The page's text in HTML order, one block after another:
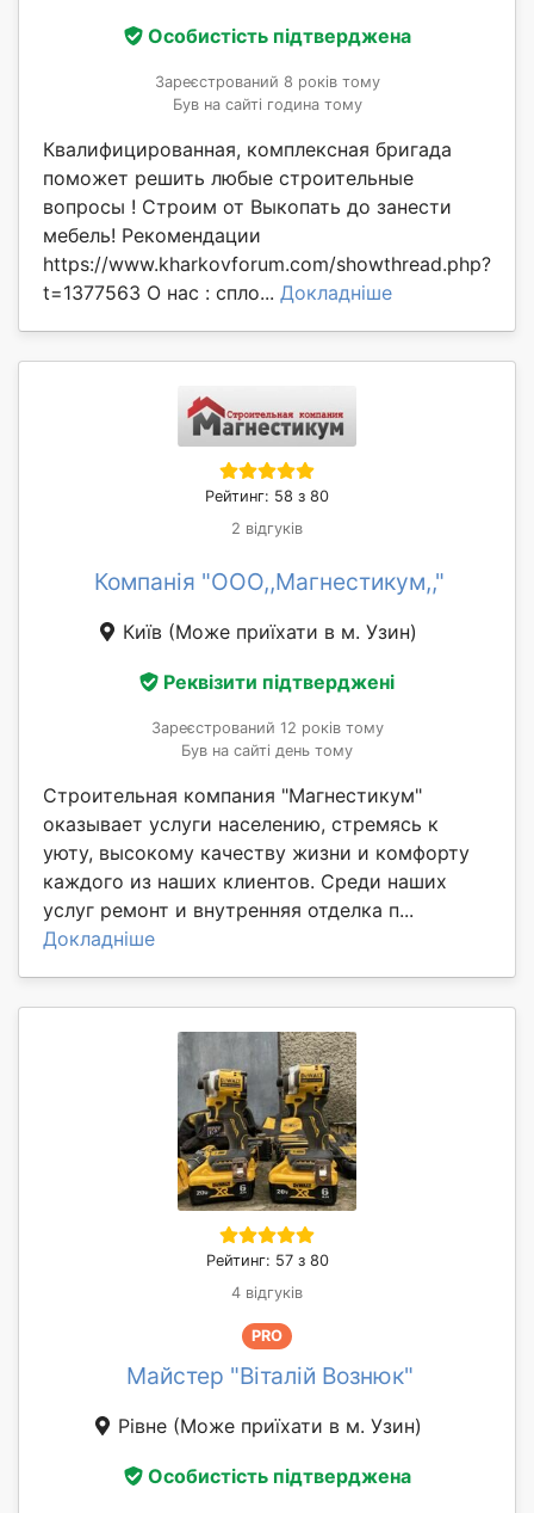
Особистість підтверджена
Зареєстрований 8 років тому
Був на сайті година тому
Квалифицированная, комплексная бригада
поможет решить любые строительные
вопросы ! Строим от Выкопать до занести
мебель! Рекомендации
https://www.kharkovforum.com/showthread.php?
t=1377563 О нас : спло... Докладніше
Рейтинг: 58 з 80
2 відгуків
Компанія "ООО,,Магнестикум,,"
Київ (Може приїхати в м. Узин)
Реквізити підтверджені
Зареєстрований 12 років тому
Був на сайті день тому
Строительная компания "Магнестикум"
оказывает услуги населению, стремясь к
уюту, высокому качеству жизни и комфорту
каждого из наших клиентов. Среди наших
услуг ремонт и внутренняя отделка п...
Докладніше
Рейтинг: 57 з 80
4 відгуків
PRO
Майстер "Віталій Вознюк"
Рівне (Може приїхати в м. Узин)
Особистість підтверджена